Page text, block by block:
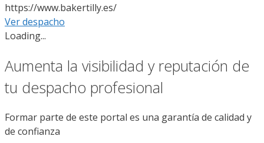
https://www.bakertilly.es/
Ver despacho
Loading...
Aumenta la visibilidad y reputación de
tu despacho profesional
Formar parte de este portal es una garantía de calidad y
de confianza